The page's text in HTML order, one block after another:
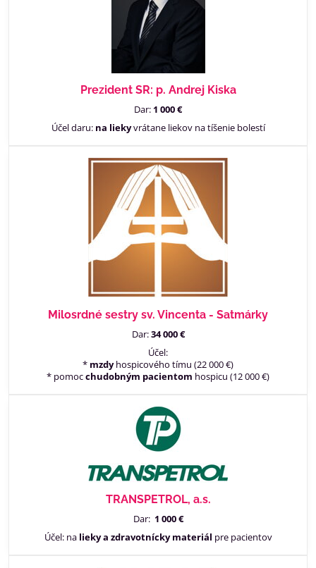
Prezident SR: p. Andrej Kiska
Dar: 1 000 €
Účel daru: na liekyvrátane liekov na tíšenie bolestí
Milosrdné sestry sv. Vincenta - Satmárky
Dar:34 000 €
Účel:
* mzdyhospicového tímu (22 000 €)
* pomocchudobným pacientom hospicu (12 000 €)
TRANSPETROL, a.s.
Dar: 1 000 €
Účel: na lieky a zdravotnícky materiál pre pacientov